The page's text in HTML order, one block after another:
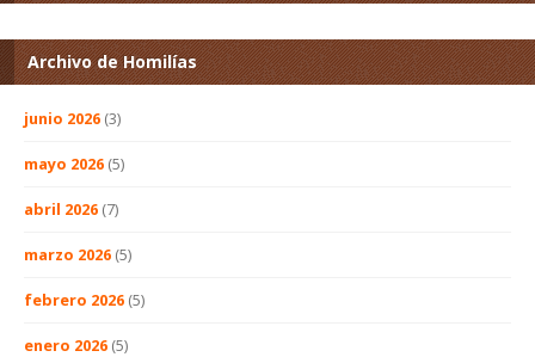
Archivo de Homilías
junio 2026 (3)
mayo 2026 (5)
abril 2026 (7)
marzo 2026 (5)
febrero 2026 (5)
enero 2026 (5)